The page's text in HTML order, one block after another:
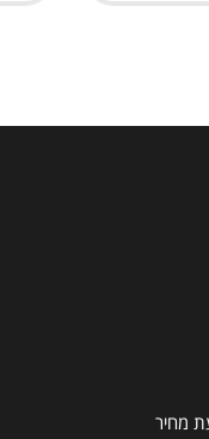
מחיר